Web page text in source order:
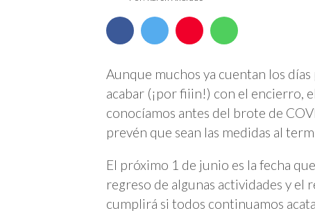
Aunque muchos ya cuentan los
acabar (¡por fiiin!) con el encierro,
conocíamos antes del brote de
prevén que sean las medidas al
El próximo 1 de junio es la fecha
regreso de algunas actividades y el
cumplirá si todos continuamos